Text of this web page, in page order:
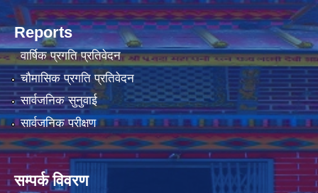
Reports
वार्षिक प्रगति प्रतिवेदन
चौमासिक प्रगति प्रतिवेदन
सार्वजनिक सुनुवाई
सार्वजनिक परीक्षण
सम्पर्क विवरण